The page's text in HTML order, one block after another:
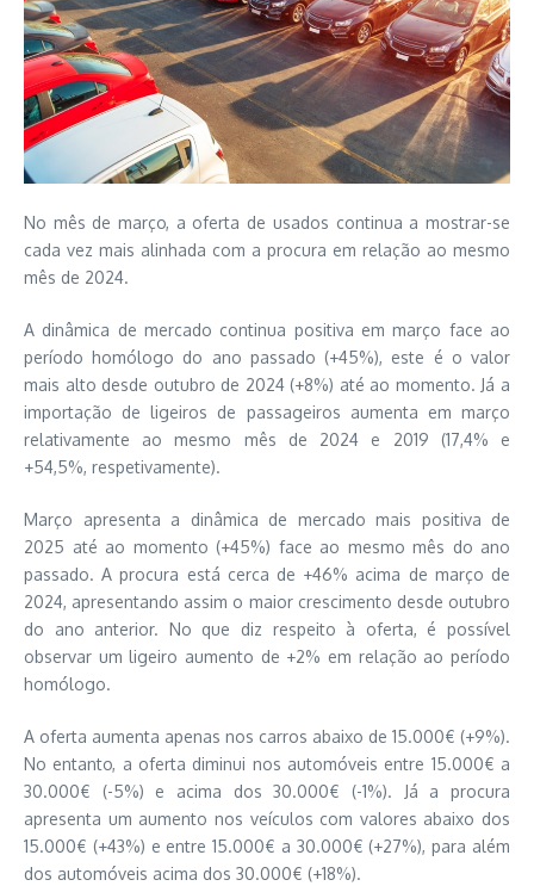
No mês de março, a oferta de usados continua a mostrar-se
cada vez mais alinhada com a procura em relação ao mesmo
mês de 2024.
A dinâmica de mercado continua positiva em março face ao
período homólogo do ano passado (+45%), este é o valor
mais alto desde outubro de 2024 (+8%) até ao momento. Já a
importação de ligeiros de passageiros aumenta em março
relativamente ao mesmo mês de 2024 e 2019 (17,4% e
+54,5%, respetivamente).
Março apresenta a dinâmica de mercado mais positiva de
2025 até ao momento (+45%) face ao mesmo mês do ano
passado. A procura está cerca de +46% acima de março de
2024, apresentando assim o maior crescimento desde outubro
do ano anterior. No que diz respeito à oferta, é possível
observar um ligeiro aumento de +2% em relação ao período
homólogo.
A oferta aumenta apenas nos carros abaixo de 15.000€ (+9%).
No entanto, a oferta diminui nos automóveis entre 15.000€ a
30.000€ (-5%) e acima dos 30.000€ (-1%). Já a procura
apresenta um aumento nos veículos com valores abaixo dos
15.000€ (+43%) e entre 15.000€ a 30.000€ (+27%), para além
dos automóveis acima dos 30.000€ (+18%).